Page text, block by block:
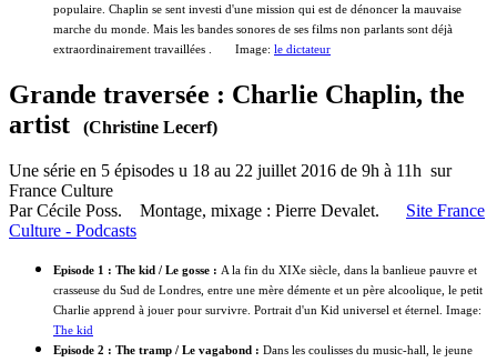
populaire. Chaplin se sent investi d'une mission qui est de dénoncer la mauvaise
marche du monde. Mais les bandes sonores de ses films non parlants sont déjà
extraordinairement travaillées . Image: le dictateur
Grande traversée : Charlie Chaplin, the
artist
(Christine Lecerf)
Une série en 5 épisodes u 18 au 22 juillet 2016 de 9h à 11h sur
France Culture
Par Cécile Poss. Montage, mixage : Pierre Devalet. Site France
Culture - Podcasts
Episode 1 : The kid / Le gosse : A la fin du XIXe siècle, dans la banlieue pauvre et
crasseuse du Sud de Londres, entre une mère démente et un père alcoolique, le petit
Charlie apprend à jouer pour survivre. Portrait d'un Kid universel et éternel. Image:
The kid
Episode 2 : The tramp / Le vagabond : Dans les coulisses du music-hall, le jeune